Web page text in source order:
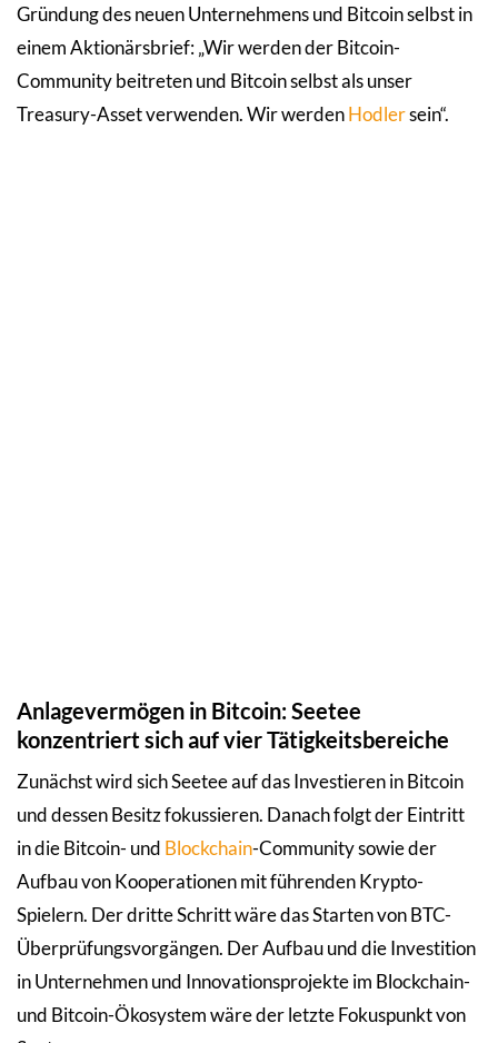
Gründung des neuen Unternehmens und Bitcoin selbst in
einem Aktionärsbrief: „Wir werden der Bitcoin-
Community beitreten und Bitcoin selbst als unser
Treasury-Asset verwenden. Wir werdenHodlersein“.
Anlagevermögen in Bitcoin: Seetee
konzentriert sich auf vier Tätigkeitsbereiche
Zunächst wird sich Seetee auf das Investieren in Bitcoin
und dessen Besitz fokussieren. Danach folgt der Eintritt
in die Bitcoin- und Blockchain-Community sowie der
Aufbau von Kooperationen mit führenden Krypto-
Spielern. Der dritte Schritt wäre das Starten von BTC-
Überprüfungsvorgängen. Der Aufbau und die Investition
in Unternehmen und Innovationsprojekte im Blockchain-
und Bitcoin-Ökosystem wäre der letzte Fokuspunkt von